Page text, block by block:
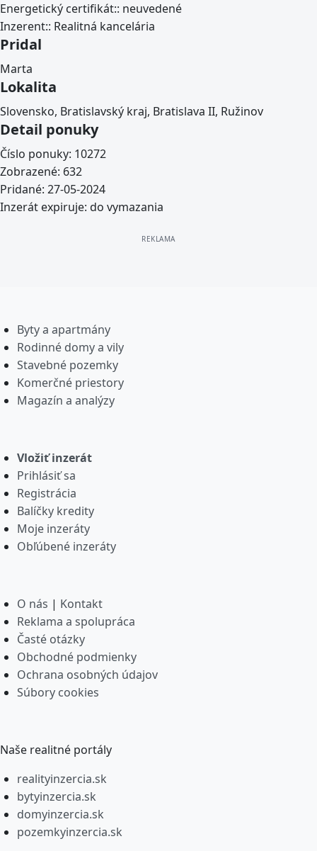
Energetický certifikát:: neuvedené
Inzerent:: Realitná kancelária
Pridal
Marta
Lokalita
Slovensko, Bratislavský kraj, Bratislava II, Ružinov
Detail ponuky
Číslo ponuky: 10272
Zobrazené: 632
Pridané: 27-05-2024
Inzerát expiruje: do vymazania
Byty a apartmány
Rodinné domy a vily
Stavebné pozemky
Komerčné priestory
Magazín a analýzy
Vložiť inzerát
Prihlásiť sa
Registrácia
Balíčky kredity
Moje inzeráty
Obľúbené inzeráty
O nás | Kontakt
Reklama a spolupráca
Časté otázky
Obchodné podmienky
Ochrana osobných údajov
Súbory cookies
Naše realitné portály
realityinzercia.sk
bytyinzercia.sk
domyinzercia.sk
pozemkyinzercia.sk